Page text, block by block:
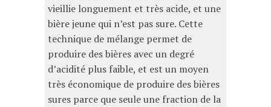
vieillie longuement et très acide, et une
bière jeune qui n’est pas sure. Cette
technique de mélange permet de
produire des bières avec un degré
d’acidité plus faible, et est un moyen
très économique de produire des bières
sures parce que seule une fraction de la